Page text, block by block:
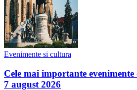
Evenimente si cultura
Cele mai importante
7 august 2026